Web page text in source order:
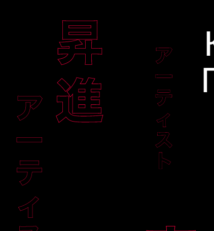
Поможем найти своего слушателя и
+7